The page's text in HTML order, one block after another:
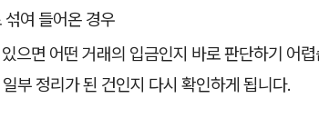
여 들어온 경우
으면 어떤 거래의 입금인지 바로 판단하기 어
부 정리가 된 건인지 다시 확인하게 됩니다.